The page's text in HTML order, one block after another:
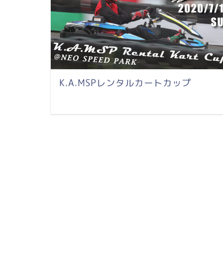
K.A.MSPレンタルカートカップ